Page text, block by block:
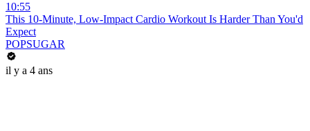
10:55
This 10-Minute, Low-Impact Cardio Workout Is Harder Than You'd
Expect
POPSUGAR
il y a 4 ans